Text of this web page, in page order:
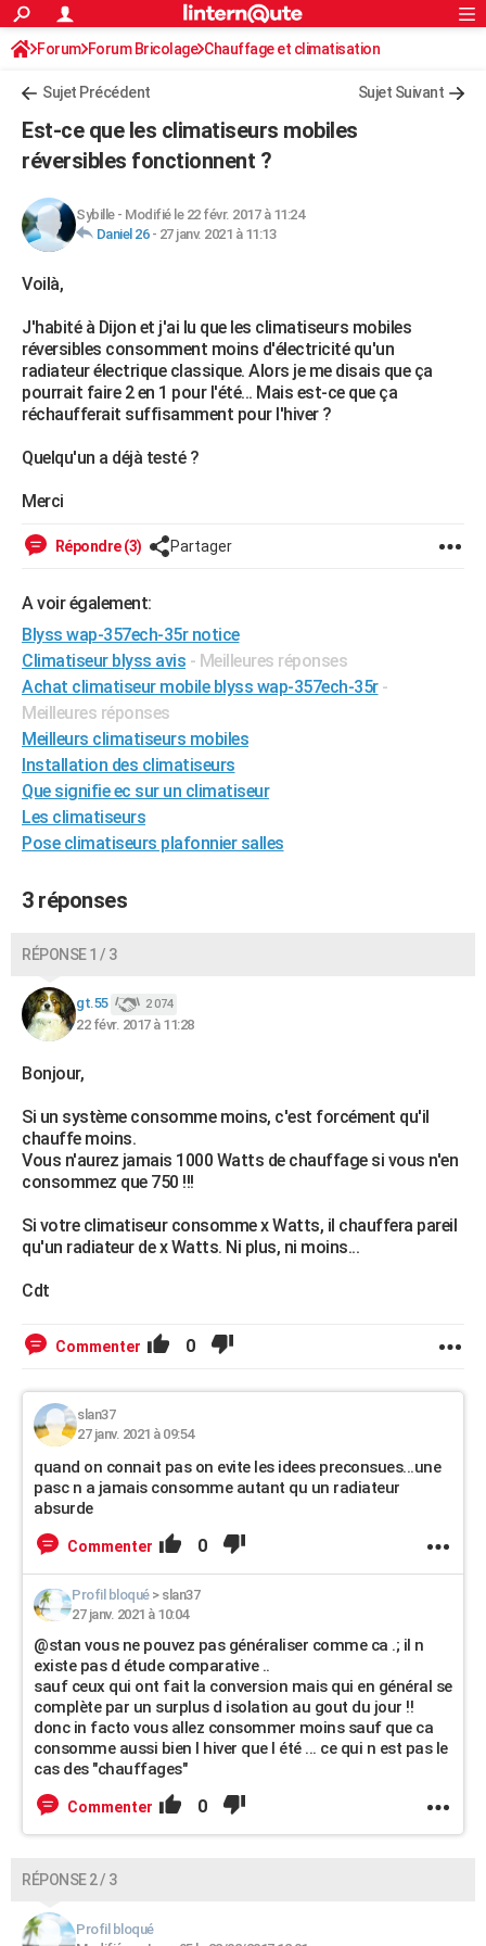
ACTUALITÉS
Politique
Société
Faits Divers
Education
Monde
Villes
+
Programme TV
Streaming
Cinéma
Sorties cinéma
Musique
FINANCE
Retraite
Impôts
Epargne
Immobilier
Risques naturels par ville
Banque
Assurance
Crédit
AUTO
Essais
Réserver un essai
Citadines
Berlines
SUV
Forum auto
+HIGH-TECH
Mobiles
Meilleur smartphone
Internet
Ordinateurs
Jeux vidéo
Guide high-tech
+BRICOLAGE
Forum
Aménagement intérieur
Extérieur
Cuisine
Salle de bains
Jardinage
Rangement
WEEK-END
Guides de France
Escapades
Patrimoine
Expositions
Musées
Week-end nature
+LIFESTYLE
Art de vivre
Bien-être
Loisirs
Mode
Modes de vie
SANTE
Alimentation
Guide de la santé
Maladies
Médicaments
Sommeil
VOYAGE
Destinations
City break
Voyage nature
Voyage de noces
Forum
Climat
+
GUIDES D'ACHAT
BONS PLANS
CARTE DE VOEUX
Carte de Noël
Carte Bonne année
Carte Saint-Valentin
Carte Pâques
Carte d'anniversaire
DICTIONNAIRE
PROGRAMME TV
COPAINS D'AVANT
S'inscrire
Se connecter
Lycées
Collèges
Primaires
Universités
Entreprises
Service militaire
Avis de recherche
AVIS DE DÉCÈS
Bricolage
Lifestyle
Culture
Sport
Auto
Television
Voyage
Cinema
Rechercher
S'inscrire
Connexion
Forum Forum Bricolage Chauffage et climatisation
Sujet Précédent Sujet Suivant
Est-ce que les climatiseurs mobiles
réversibles fonctionnent ?
Sybille- Modifié le 22 févr. 2017 à 11:24
Daniel 26- 27 janv. 2021 à 11:13
Voilà,
J'habité à Dijon et j'ai lu que les climatiseurs mobiles
réversibles consomment moins d'électricité qu'un
radiateur électrique classique. Alors je me disais que ça
pourrait faire 2 en 1 pour l'été... Mais est-ce que ça
réchaufferait suffisamment pour l'hiver ?
Quelqu'un a déjà testé ?
Merci
Répondre (3) Partager
A voir également:
Blyss wap-357ech-35r notice
Climatiseur blyss avis - Meilleures réponses
Achat climatiseur mobile blyss wap-357ech-35r -
Meilleures réponses
Meilleurs climatiseurs mobiles
Installation des climatiseurs
Que signifie ec sur un climatiseur
Les climatiseurs
Pose climatiseurs plafonnier salles
3 réponses
RÉPONSE 1 / 3
gt.55 2 074
22 févr. 2017 à 11:28
Bonjour,
Si un système consomme moins, c'est forcément qu'il
chauffe moins.
Vous n'aurez jamais 1000 Watts de chauffage si vous n'en
consommez que 750 !!!
Si votre climatiseur consomme x Watts, il chauffera pareil
qu'un radiateur de x Watts. Ni plus, ni moins...
Cdt
Commenter 0
slan37
27 janv. 2021 à 09:54
quand on connait pas on evite les idees preconsues...une
pasc n a jamais consomme autant qu un radiateur
absurde
Commenter 0
Profil bloqué> slan37
27 janv. 2021 à 10:04
@stan vous ne pouvez pas généraliser comme ca .; il n
existe pas d étude comparative ..
sauf ceux qui ont fait la conversion mais qui en général se
complète par un surplus d isolation au gout du jour !!
donc in facto vous allez consommer moins sauf que ca
consomme aussi bien l hiver que l été ... ce qui n est pas le
cas des "chauffages"
Commenter 0
RÉPONSE 2 / 3
Profil bloqué